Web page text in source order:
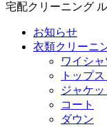
宅配クリーニング
お知らせ
衣類クリーニ
ワイシャ
トップ
ジャケ
コート
ダウン